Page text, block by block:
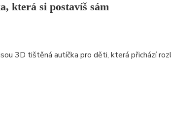
která si postavíš sám
3D tištěná autíčka pro děti, která přichází